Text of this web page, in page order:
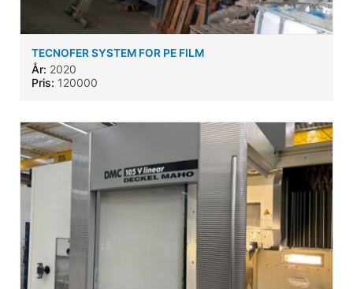
TECNOFER SYSTEM FOR PE FILM
År: 2020
Pris: 120000